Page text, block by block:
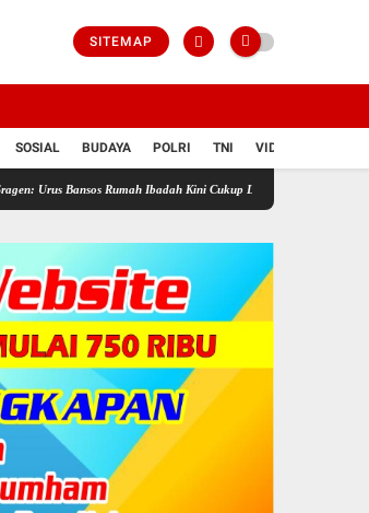
SITEMAP
SOSIAL BUDAYA POLRI TNI VIDIO
Rumah Ibadah Kini Cukup Lewat Ponsel!